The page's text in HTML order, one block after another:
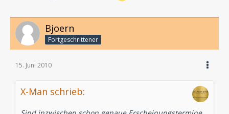
Bjoern
Fortgeschrittener
15. Juni 2010
X-Man schrieb: